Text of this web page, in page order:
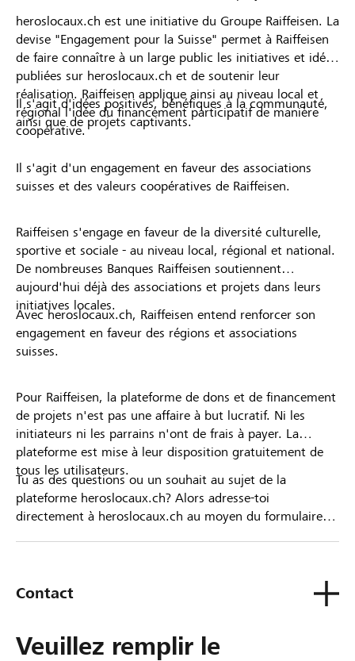
heroslocaux.ch est une initiative du Groupe Raiffeisen. La
devise "Engagement pour la Suisse" permet à Raiffeisen
de faire connaître à un large public les initiatives et idées
publiées sur heroslocaux.ch et de soutenir leur
réalisation. Raiffeisen applique ainsi au niveau local et
régional l'idée du financement participatif de manière
coopérative.
Il s'agit d'idées positives, bénéfiques à la communauté,
ainsi que de projets captivants.
Il s'agit d'un engagement en faveur des associations
suisses et des valeurs coopératives de Raiffeisen.
Raiffeisen s'engage en faveur de la diversité culturelle,
sportive et sociale - au niveau local, régional et national.
De nombreuses Banques Raiffeisen soutiennent
aujourd'hui déjà des associations et projets dans leurs
initiatives locales.
Avec heroslocaux.ch, Raiffeisen entend renforcer son
engagement en faveur des régions et associations
suisses.
Pour Raiffeisen, la plateforme de dons et de financement
de projets n'est pas une affaire à but lucratif. Ni les
initiateurs ni les parrains n'ont de frais à payer. La
plateforme est mise à leur disposition gratuitement de
tous les utilisateurs.
Tu as des questions ou un souhait au sujet de la
plateforme heroslocaux.ch? Alors adresse-toi
directement à heroslocaux.ch au moyen du formulaire
Contact
Veuillez remplir le